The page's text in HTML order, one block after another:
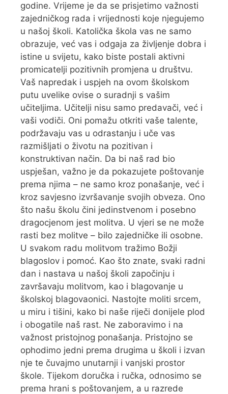
godine. Vrijeme je da se prisjetimo važnosti
zajedničkog rada i vrijednosti koje njegujemo
u našoj školi. Katolička škola vas ne samo
obrazuje, već vas i odgaja za življenje dobra i
istine u svijetu, kako biste postali aktivni
promicatelji pozitivnih promjena u društvu.
Vaš napredak i uspjeh na ovom školskom
putu uvelike ovise o suradnji s vašim
učiteljima. Učitelji nisu samo predavači, već i
vaši vodiči. Oni pomažu otkriti vaše talente,
podržavaju vas u odrastanju i uče vas
razmišljati o životu na pozitivan i
konstruktivan način. Da bi naš rad bio
uspješan, važno je da pokazujete poštovanje
prema njima – ne samo kroz ponašanje, već i
kroz savjesno izvršavanje svojih obveza. Ono
što našu školu čini jedinstvenom i posebno
dragocjenom jest molitva. U vjeri se ne može
rasti bez molitve – bilo zajedničke ili osobne.
U svakom radu molitvom tražimo Božji
blagoslov i pomoć. Kao što znate, svaki radni
dan i nastava u našoj školi započinju i
završavaju molitvom, kao i blagovanje u
školskoj blagovaonici. Nastojte moliti srcem,
u miru i tišini, kako bi naše riječi donijele plod
i obogatile naš rast. Ne zaboravimo i na
važnost pristojnog ponašanja. Pristojno se
ophodimo jedni prema drugima u školi i izvan
nje te čuvajmo unutarnji i vanjski prostor
škole. Tijekom doručka i ručka, odnosimo se
prema hrani s poštovanjem, a u razrede